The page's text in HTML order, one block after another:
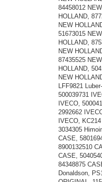
84458012
HOLLAND,
NEW
51673015
HOLLAND,
NEW
87435525
HOLLAND,
NEW
LFF9821
500039731
IVECO,
2992662
IVECO,
3034305
CASE,
8900132510
CASE,
84348875
Donaldson,